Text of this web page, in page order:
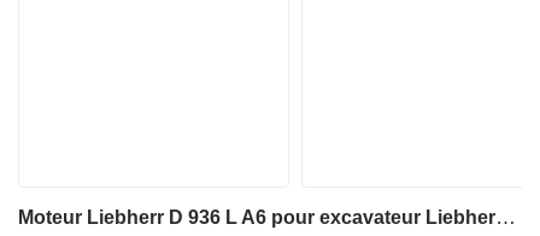
Moteur Liebherr D 936 L A6 pour excavateur Liebherr R944 C Litronic